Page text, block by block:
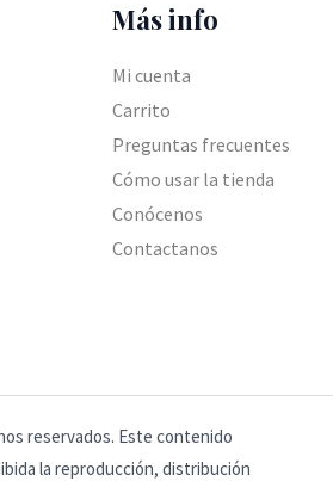
Más info
Mi cuenta
Carrito
Preguntas frecuentes
Cómo usar la tienda
Conócenos
Contactanos
reservados. Este contenido
la reproducción, distribución